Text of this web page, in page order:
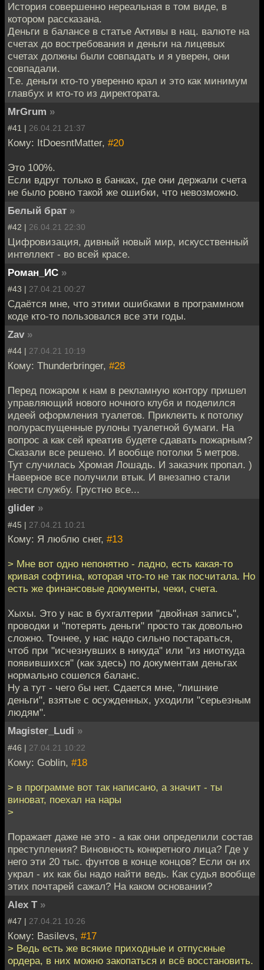
История совершенно нереальная в том виде, в
котором рассказана.
Деньги в балансе в статье Активы в нац. валюте на
счетах до востребования и деньги на лицевых
счетах должны были совпадать и я уверен, они
совпадали.
Т.е. деньги кто-то уверенно крал и это как минимум
главбух и кто-то из директората.
MrGrum »
#41 | 26.04.21 21:37
Кому: ItDoesntMatter, #20
Это 100%.
Если вдруг только в банках, где они держали счета
не было ровно такой же ошибки, что невозможно.
Белый брат »
#42 | 26.04.21 22:30
Цифровизация, дивный новый мир, искусственный
интеллект - во всей красе.
Роман_ИС »
#43 | 27.04.21 00:27
Сдаётся мне, что этими ошибками в программном
коде кто-то пользовался все эти годы.
Zav »
#44 | 27.04.21 10:19
Кому: Thunderbringer, #28
Перед пожаром к нам в рекламную контору пришел
управляющий нового ночного клубя и поделился
идеей оформления туалетов. Приклеить к потолку
полураспущенные рулоны туалетной бумаги. На
вопрос а как сей креатив будете сдавать пожарным?
Сказали все решено. И вообще потолки 5 метров.
Тут случилась Хромая Лошадь. И заказчик пропал. )
Наверное все получили втык. И внезапно стали
нести службу. Грустно все...
glider »
#45 | 27.04.21 10:21
Кому: Я люблю снег, #13
> Мне вот одно непонятно - ладно, есть какая-то
кривая софтина, которая что-то не так посчитала. Но
есть же финансовые документы, чеки, счета.
Хыхы. Это у нас в бухгалтерии "двойная запись",
проводки и "потерять деньги" просто так довольно
сложно. Точнее, у нас надо сильно постараться,
чтоб при "исчезнувших в никуда" или "из ниоткуда
появившихся" (как здесь) по документам деньгах
нормально сошелся баланс.
Ну а тут - чего бы нет. Сдается мне, "лишние
деньги", взятые с осужденных, уходили "серьезным
людям".
Magister_Ludi »
#46 | 27.04.21 10:22
Кому: Goblin, #18
> в программе вот так написано, а значит - ты
виноват, поехал на нары
>
Поражает даже не это - а как они определили состав
преступления? Виновность конкретного лица? Где у
него эти 20 тыс. фунтов в конце концов? Если он их
украл - их как бы надо найти ведь. Как судья вообще
этих почтарей сажал? На каком основании?
Alex T »
#47 | 27.04.21 10:26
Кому: Basilevs, #17
> Ведь есть же всякие приходные и отпускные
ордера, в них можно закопаться и всё восстановить.